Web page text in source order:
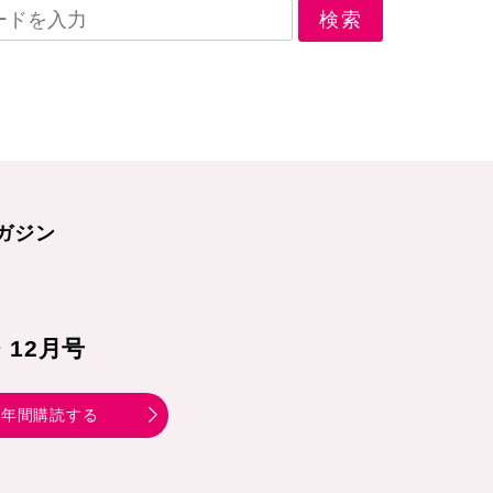
ジン
12月号
年間購読する